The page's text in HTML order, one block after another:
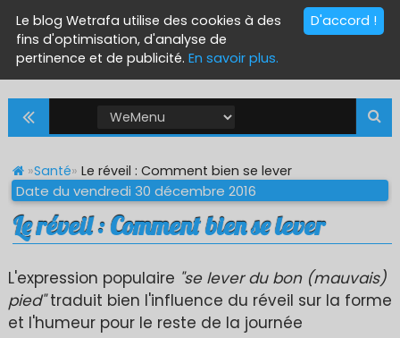
»Santé» Le réveil : Comment bien se lever
Date du vendredi 30 décembre 2016
Le réveil : Comment bien se lever
L'expression populaire "se lever du bon (mauvais)
pied"traduit bien l'influence du réveil sur la forme
et l'humeur pour le reste de la journée
D'accord !
Le blog Wetrafa utilise des cookies à des
fins d'optimisation, d'analyse de
pertinence et de publicité. En savoir plus.